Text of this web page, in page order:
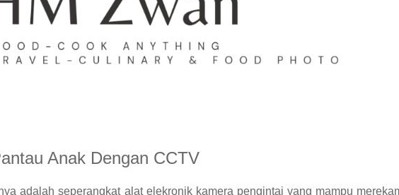
Anak Dengan CCTV
adalah seperangkat alat elekronik kamera pengintai yang mampu